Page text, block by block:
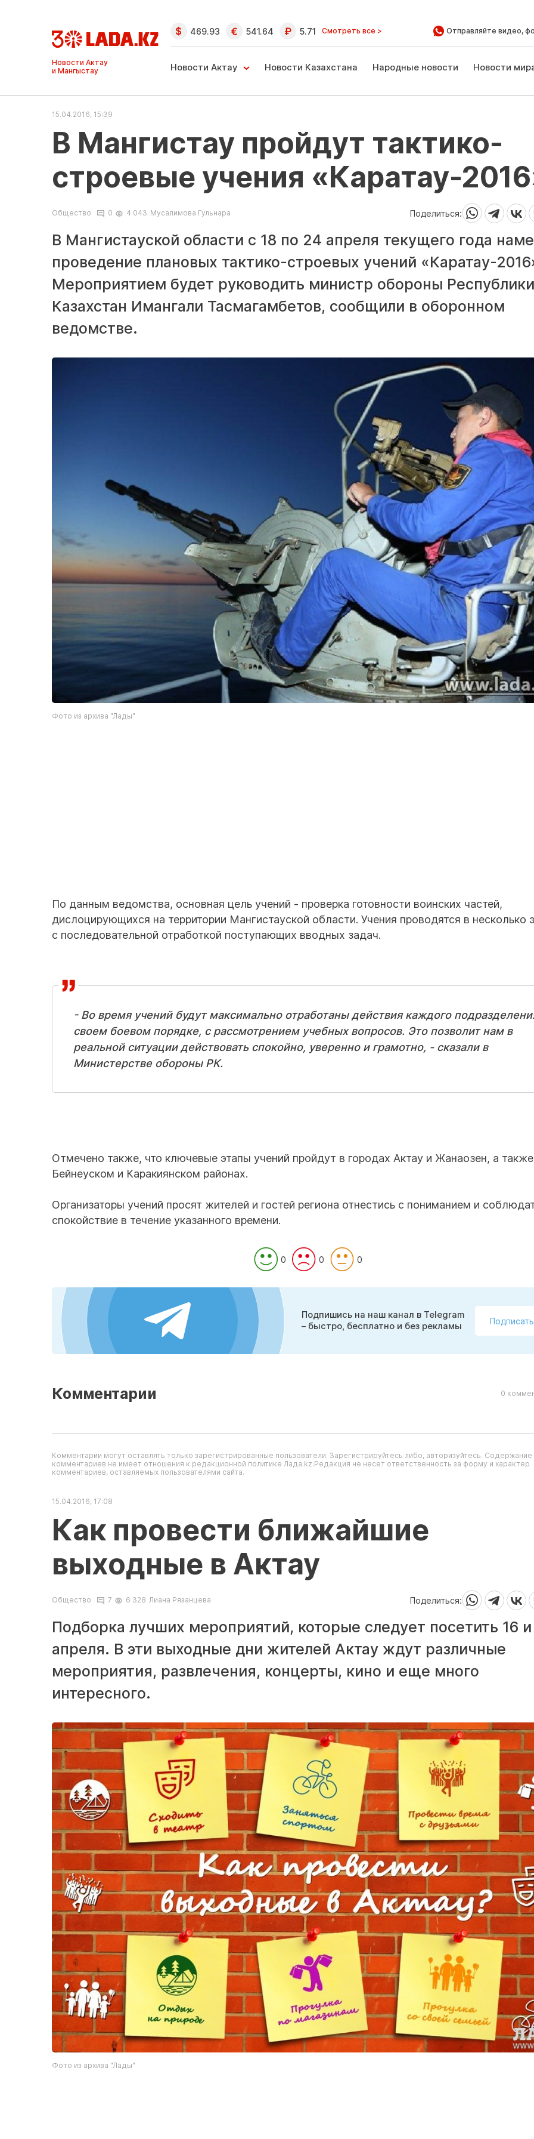
Ақтау және
Манғыстау
жаңалықтары
469.93 541.64 5.71 Смотреть все > Отправляйте видео,
Новости Актау Новости Казахстана Народные новости Новости
15.04.2016, 15:39
В Мангистау пройдут тактико-
строевые учения «Каратау-
Общество 0 4 043 Мусалимова Гульнара Поделиться:
В Мангистауской области с 18 по 24 апреля текущего года
проведение плановых тактико-строевых учений «Каратау-
Мероприятием будет руководить министр обороны Республики
Казахстан Имангали Тасмагамбетов, сообщили в оборонном
ведомстве.
Фото из архива "Лады"
По данным ведомства, основная цель учений - проверка готовности воинских частей,
дислоцирующихся на территории Мангистауской области. Учения проводятся в несколько
с последовательной отработкой поступающих вводных задач.
- Во время учений будут максимально отработаны действия каждого
своем боевом порядке, с рассмотрением учебных вопросов. Это позволит нам в
реальной ситуации действовать спокойно, уверенно и грамотно, - сказали в
Министерстве обороны РК.
Отмечено также, что ключевые этапы учений пройдут в городах Актау и Жанаозен, а
Бейнеуском и Каракиянском районах.
Организаторы учений просят жителей и гостей региона отнестись с пониманием и
спокойствие в течение указанного времени.
0 0 0
Подпишись на наш канал в Telegram
– быстро, бесплатно и без рекламы
Комментарии 0
Комментарии могут оставлять только зарегистрированные пользователи. Зарегистрируйтесь либо, авторизуйтесь. Содержание
комментариев не имеет отношения к редакционной политике Лада.kz.Редакция не несет ответственность за форму и характер
комментариев, оставляемых пользователями сайта.
15.04.2016, 17:08
Как провести ближайшие
выходные в Актау
Общество 7 6 328 Лиана Рязанцева Поделиться:
Подборка лучших мероприятий, которые следует посетить 16 и
апреля. В эти выходные дни жителей Актау ждут различные
мероприятия, развлечения, концерты, кино и еще много
интересного.
Фото из архива "Лады"